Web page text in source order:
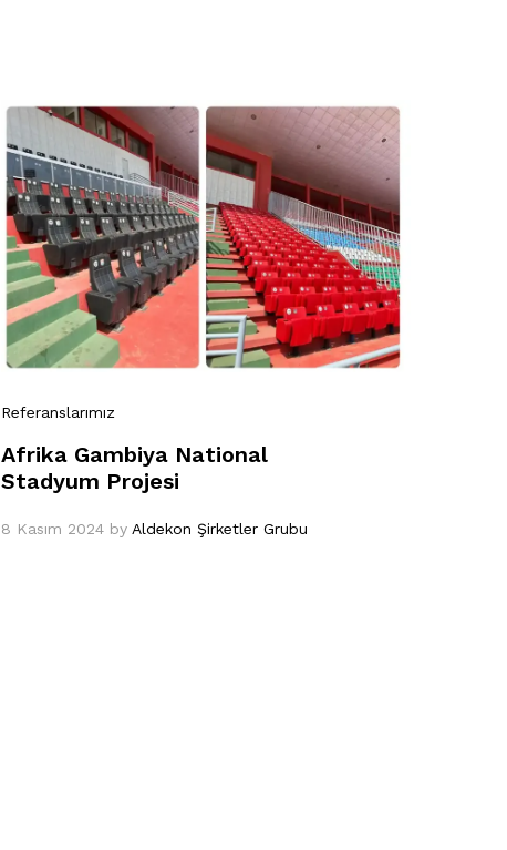
Referanslarımız
Afrika Gambiya National
Stadyum Projesi
8 Kasım 2024 by Aldekon Şirketler Grubu